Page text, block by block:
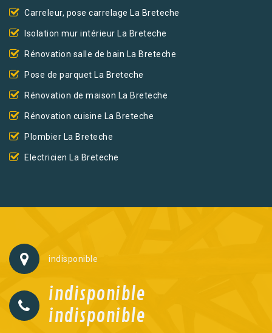
Carreleur, pose carrelage La Breteche
Isolation mur intérieur La Breteche
Rénovation salle de bain La Breteche
Pose de parquet La Breteche
Rénovation de maison La Breteche
Rénovation cuisine La Breteche
Plombier La Breteche
Electricien La Breteche
indisponible
indisponible
indisponible